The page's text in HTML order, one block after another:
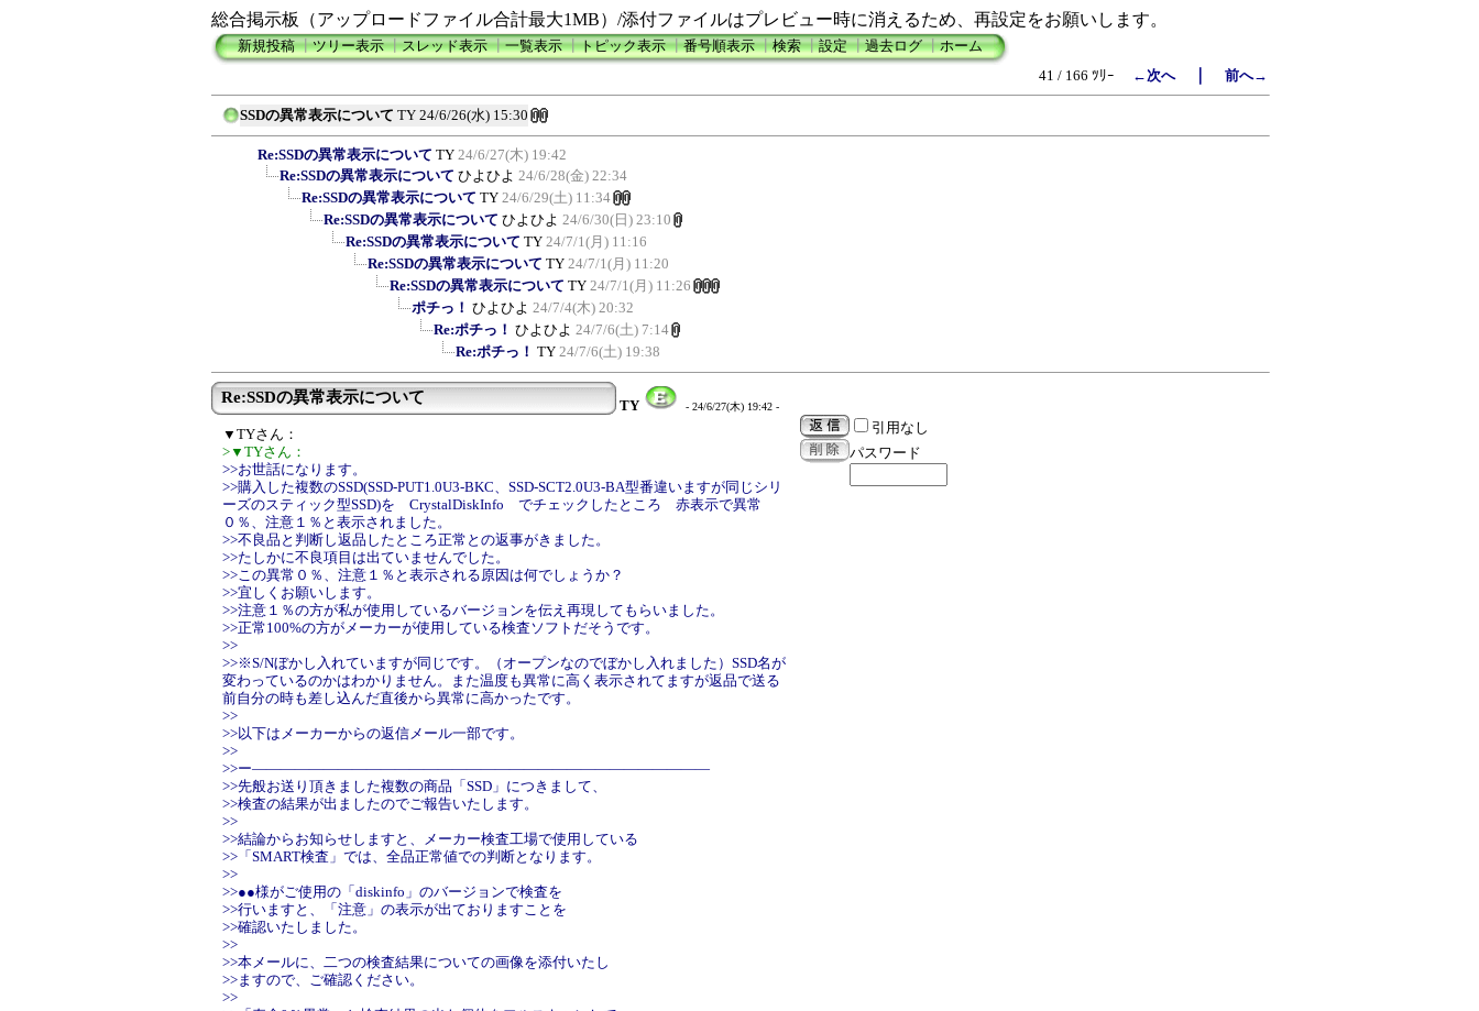
総合掲示板（アップロードファイル合計最大1MB）/添付ファイルはプレビュー時に消えるため、再設定をお願いします。
新規投稿┃ツリー表示┃スレッド表示┃一覧表示┃トピック表示┃番号順表示┃検索┃設定┃過去ログ┃ホーム
41 / 166 ﾂﾘｰ
←次へ｜ 前へ→
SSDの異常表示について TY 24/6/26(水) 15:30
Re:SSDの異常表示について TY 24/6/27(木) 19:42
Re:SSDの異常表示について ひよひよ 24/6/28(金) 22:34
Re:SSDの異常表示について TY 24/6/29(土) 11:34
Re:SSDの異常表示について ひよひよ 24/6/30(日) 23:10
Re:SSDの異常表示について TY 24/7/1(月) 11:16
Re:SSDの異常表示について TY 24/7/1(月) 11:20
Re:SSDの異常表示について TY 24/7/1(月) 11:26
ポチっ！ ひよひよ 24/7/4(木) 20:32
Re:ポチっ！ ひよひよ 24/7/6(土) 7:14
Re:ポチっ！ TY 24/7/6(土) 19:38
Re:SSDの異常表示について TY - 24/6/27(木) 19:42 -
▼TYさん：
>▼TYさん：
>>お世話になります。
>>購入した複数のSSD(SSD-PUT1.0U3-BKC、SSD-SCT2.0U3-BA型番違いますが同じシリ
ーズのスティック型SSD)を CrystalDiskInfo でチェックしたところ 赤表示で異常
０％、注意１％と表示されました。
>>不良品と判断し返品したところ正常との返事がきました。
>>たしかに不良項目は出ていませんでした。
>>この異常０％、注意１％と表示される原因は何でしょうか？
>>宜しくお願いします。
>>注意１％の方が私が使用しているバージョンを伝え再現してもらいました。
>>正常100%の方がメーカーが使用している検査ソフトだそうです。
>>
>>※S/Nぼかし入れていますが同じです。（オープンなのでぼかし入れました）SSD名が
変わっているのかはわかりません。また温度も異常に高く表示されてますが返品で送る
前自分の時も差し込んだ直後から異常に高かったです。
>>
>>以下はメーカーからの返信メール一部です。
>>
>>ー――――――――――――――――――――――――――――――――
>>先般お送り頂きました複数の商品「SSD」につきまして、
>>検査の結果が出ましたのでご報告いたします。
>>
>>結論からお知らせしますと、メーカー検査工場で使用している
>>「SMART検査」では、全品正常値での判断となります。
>>
>>●●様がご使用の「diskinfo」のバージョンで検査を
>>行いますと、「注意」の表示が出ておりますことを
>>確認いたしました。
>>
>>本メールに、二つの検査結果についての画像を添付いたし
>>ますので、ご確認ください。
>>
引用なし
パスワード